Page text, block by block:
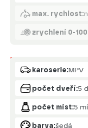
max. rychlost:
zrychlení 0-
Karoserie
karoserie:MPV
počet dveří:5
počet míst:5
barva:šedá